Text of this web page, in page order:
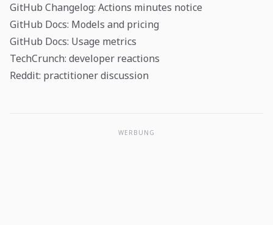
GitHub Changelog: Actions minutes notice
GitHub Docs: Models and pricing
GitHub Docs: Usage metrics
TechCrunch: developer reactions
Reddit: practitioner discussion
WERBUNG